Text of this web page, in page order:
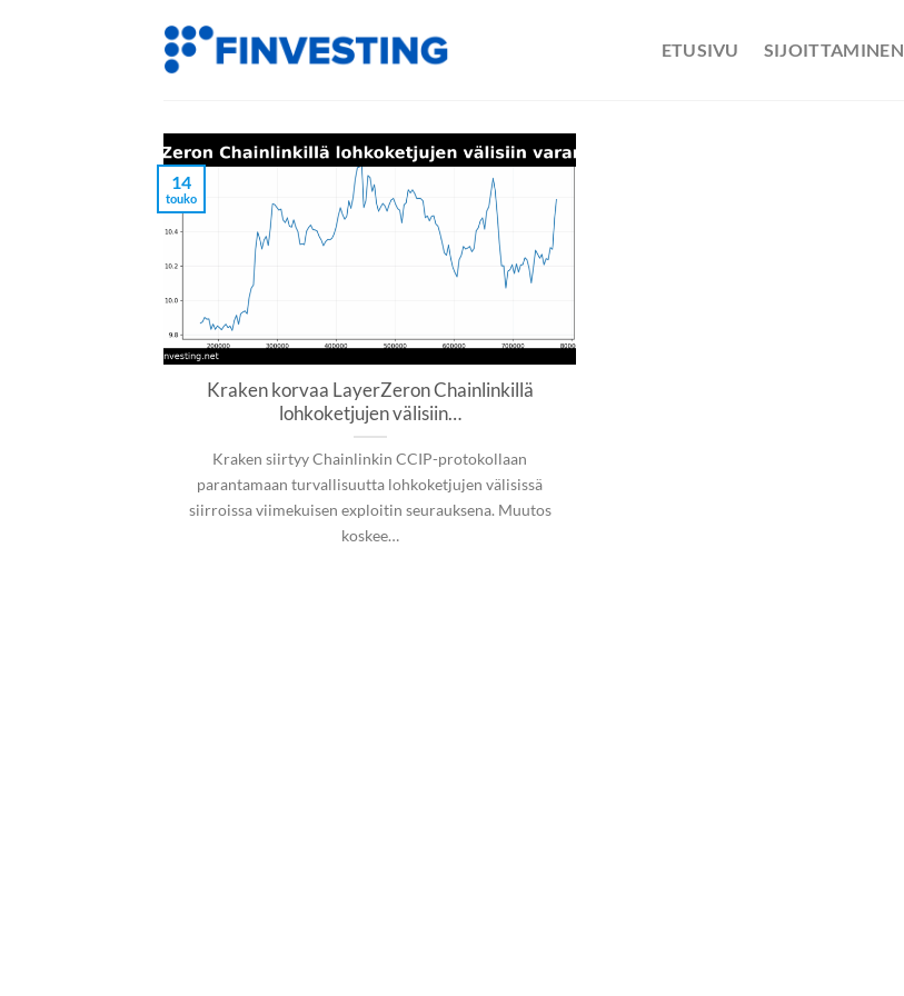
ETUSIVU SIJOITTAMINEN
Kraken korvaa LayerZeron Chainlinkillä
lohkoketjujen välisiin…
Kraken siirtyy Chainlinkin CCIP-protokollaan
parantamaan turvallisuutta lohkoketjujen välisissä
siirroissa viimekuisen exploitin seurauksena. Muutos
koskee…
14
touko